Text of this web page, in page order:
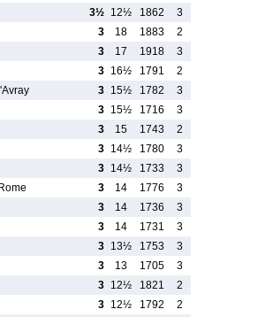
3½ 12½ 1862
3
3 18 1883
2
3 17 1918
3
3 16½ 1791
2
3 15½ 1782
3
3 15½ 1716
3
3 15 1743
2
3 14½ 1780
3
3 14½ 1733
3
3 14 1776
3
3 14 1736
3
3 14 1731
3
3 13½ 1753
3
3 13 1705
3
3 12½ 1821
2
3 12½ 1792
2